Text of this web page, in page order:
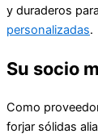
y duraderos
personalizadas.
Su socio
Como
forjar sólidas